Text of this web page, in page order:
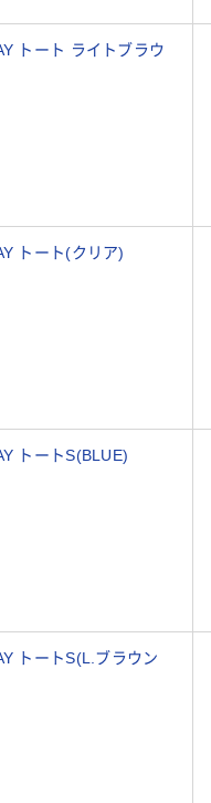
トート ライトブラウ
トート(クリア)
トートS(BLUE)
トートS(L.ブラウン